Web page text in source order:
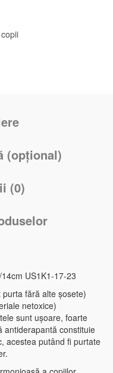
(opțional)
(0)
US1K1-17-23
fără alte șosete)
netoxice)
sunt ușoare, foarte
antiderapantă constituie
acestea putând fi purtate